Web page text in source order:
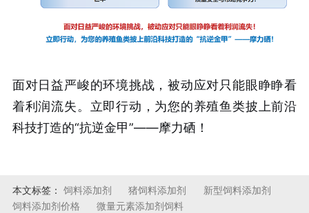
面对日益严峻的环境挑战，被动应对只能眼睁睁看
着利润流失。立即行动，为您的养殖鱼类披上前沿
科技打造的“抗逆金甲”——摩力硒！
本文标签： 饲料添加剂 猪饲料添加剂
新型饲料添加剂
饲料添加剂价格
微量元素添加剂饲料